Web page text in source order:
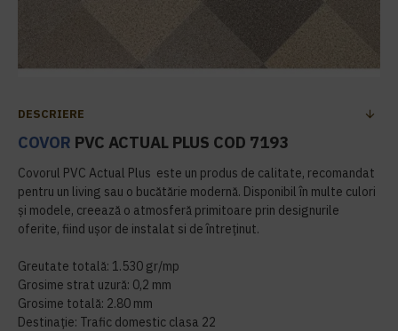
DESCRIERE
COVOR PVC ACTUAL PLUS COD 7193
Covorul PVC Actual Plus este un produs de calitate, recomandat
pentru un living sau o bucătărie modernă. Disponibil în multe culori
și modele, creează o atmosferă primitoare prin designurile
oferite, fiind ușor de instalat si de întreținut.
Greutate totală: 1.530 gr/mp
Grosime strat uzură: 0,2 mm
Grosime totală: 2.80 mm
Destinație: Trafic domestic clasa 22